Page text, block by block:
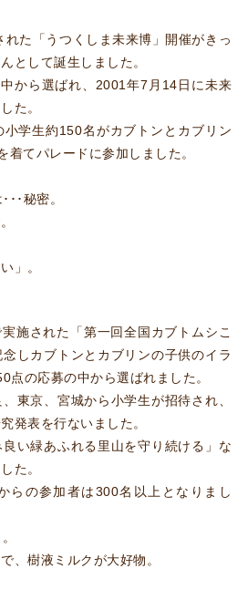
た「うつくしま未来博」開催がきっ
として誕生しました。
から選ばれ、2001年7月14日に未来
た。
学生約150名がカブトンとカブリン
着てパレードに参加しました。
･･秘密。
」。
施された「第一回全国カブトムシこ
しカブトンとカブリンの子供のイラ
点の応募の中から選ばれました。
東京、宮城から小学生が招待され、
発表を行ないました。
い緑あふれる里山を守り続ける」な
た。
らの参加者は300名以上となりまし
、樹液ミルクが大好物。